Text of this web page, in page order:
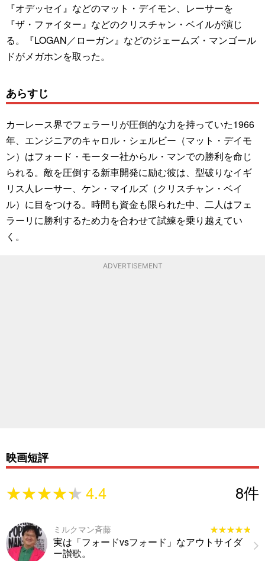
『オデッセイ』などのマット・デイモン、レーサーを
『ザ・ファイター』などのクリスチャン・ベイルが演じ
る。『LOGAN／ローガン』などのジェームズ・マンゴール
ドがメガホンを取った。
あらすじ
カーレース界でフェラーリが圧倒的な力を持っていた1966
年、エンジニアのキャロル・シェルビー（マット・デイモ
ン）はフォード・モーター社からル・マンでの勝利を命じ
られる。敵を圧倒する新車開発に励む彼は、型破りなイギ
リス人レーサー、ケン・マイルズ（クリスチャン・ベイ
ル）に目をつける。時間も資金も限られた中、二人はフェ
ラーリに勝利するため力を合わせて試練を乗り越えてい
く。
ADVERTISEMENT
映画短評
★★★★★
★★★★★4.4 8件
ミルクマン斉藤 ★★★★★
★★★★★
実は「フォードvsフォード」なアウトサイダ
ー讃歌。